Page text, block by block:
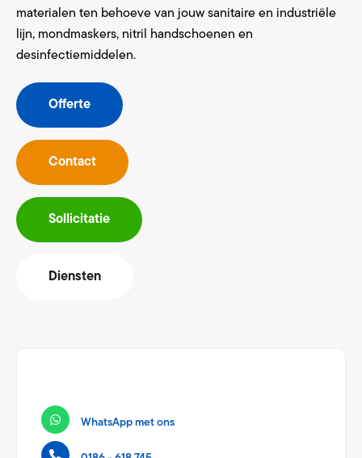
materialen ten behoeve van jouw sanitaire en industriële
lijn, mondmaskers, nitril handschoenen en
desinfectiemiddelen.
Offerte
Contact
Sollicitatie
Diensten
WhatsApp met ons